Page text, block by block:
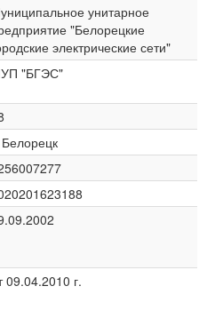
унитарное
"Белорецкие
электрические сети"
"БГЭС"
Белорецк
09.04.2010 г.